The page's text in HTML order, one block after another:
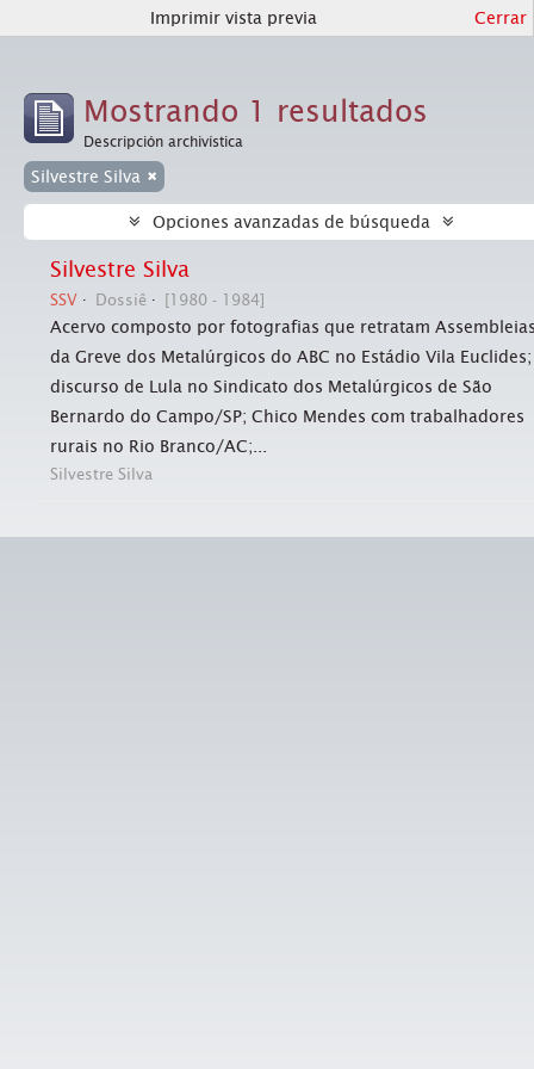
Imprimir vista previa Cerrar
Mostrando 1 resultados
Descripción archivística
Silvestre Silva
Opciones avanzadas de búsqueda
Silvestre Silva
SSV Dossiê [1980 - 1984]
Acervo composto por fotografias que retratam
da Greve dos Metalúrgicos do ABC no Estádio Vila Euclides;
discurso de Lula no Sindicato dos Metalúrgicos de São
Bernardo do Campo/SP; Chico Mendes com trabalhadores
rurais no Rio Branco/AC;...
Silvestre Silva